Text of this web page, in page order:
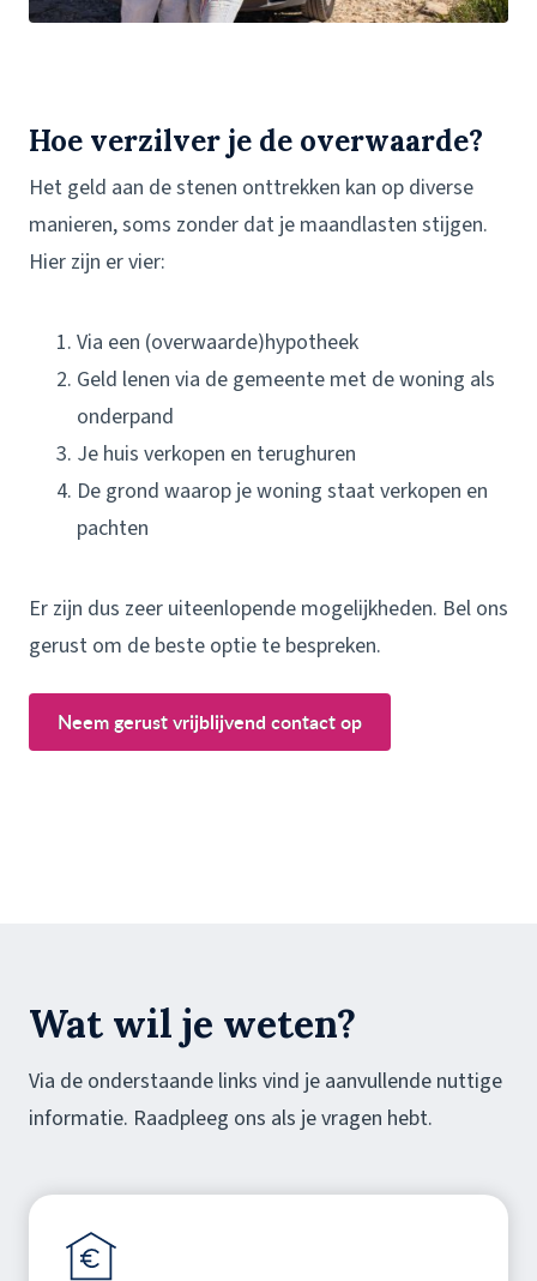
Hoe verzilver je de overwaarde?
Het geld aan de stenen onttrekken kan op diverse
manieren, soms zonder dat je maandlasten stijgen.
Hier zijn er vier:
Via een (overwaarde)hypotheek
Geld lenen via de gemeente met de woning als
onderpand
Je huis verkopen en terughuren
De grond waarop je woning staat verkopen en
pachten
Er zijn dus zeer uiteenlopende mogelijkheden. Bel ons
gerust om de beste optie te bespreken.
Neem gerust vrijblijvend contact op
Wat wil je weten?
Via de onderstaande links vind je aanvullende nuttige
informatie. Raadpleeg ons als je vragen hebt.